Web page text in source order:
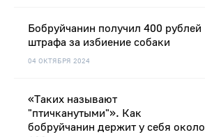
04 ОКТЯБРЯ 2024
Бобруйчанин получил 400 рублей
штрафа за избиение собаки
«Таких называют
"птичканутыми"». Как
бобруйчанин держит у себя около